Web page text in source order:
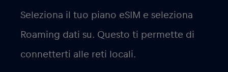
Seleziona il tuo piano eSIM e seleziona
Roaming dati su. Questo ti permette di
connetterti alle reti locali.